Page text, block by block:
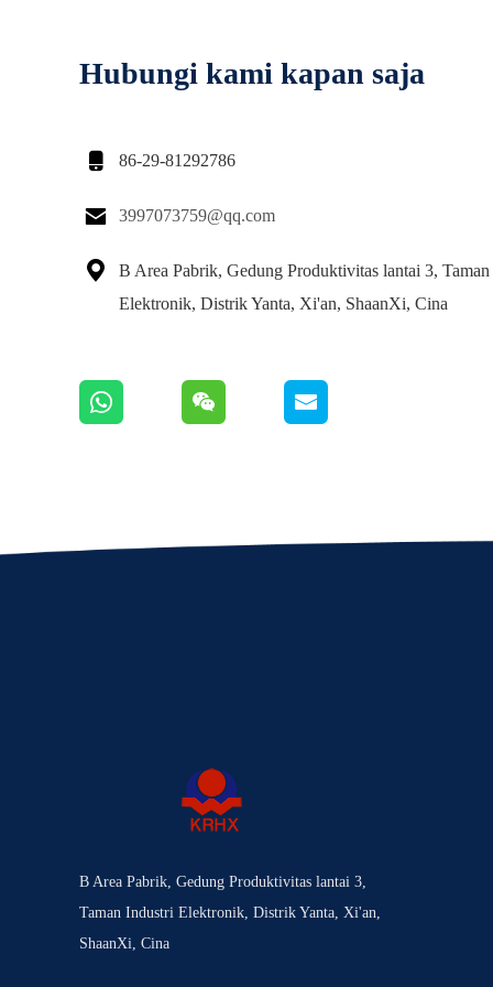
Hubungi kami kapan saja
 86-29-81292786
 3997073759@qq.com

B Area Pabrik, Gedung Produktivitas lantai 3,
Elektronik, Distrik Yanta, Xi'an, ShaanXi, Cina
B Area Pabrik, Gedung Produktivitas lantai 3,
Taman Industri Elektronik, Distrik Yanta, Xi'an,
ShaanXi, Cina